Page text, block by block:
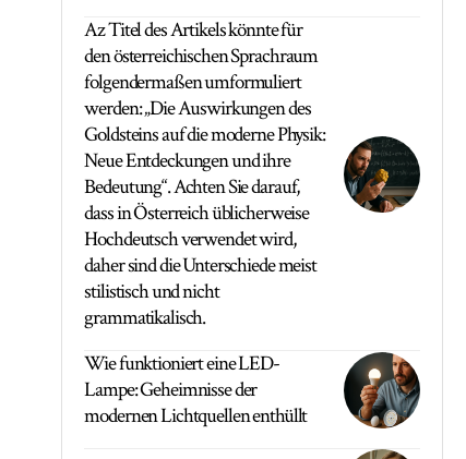
Az Titel des Artikels könnte für
den österreichischen Sprachraum
folgendermaßen umformuliert
werden: „Die Auswirkungen des
Goldsteins auf die moderne Physik:
Neue Entdeckungen und ihre
Bedeutung“. Achten Sie darauf,
dass in Österreich üblicherweise
Hochdeutsch verwendet wird,
daher sind die Unterschiede meist
stilistisch und nicht
grammatikalisch.
Wie funktioniert eine LED-
Lampe: Geheimnisse der
modernen Lichtquellen enthüllt